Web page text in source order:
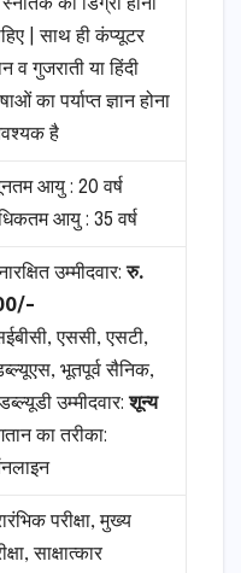
की डिग्री होनी
| साथ ही कंप्यूटर
व गुजराती या हिंदी
का पर्याप्त ज्ञान होना
है
आयु : 20 वर्ष
आयु : 35 वर्ष
उम्मीदवार:रु.
एससी, एसटी,
भूतपूर्व सैनिक,
उम्मीदवार:शून्य
का तरीका:
परीक्षा, मुख्य
साक्षात्कार